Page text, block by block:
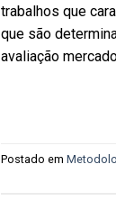
trabalhos que
que são
avaliação
Postado em